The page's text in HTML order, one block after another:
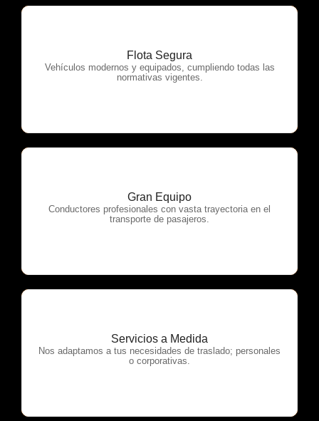
Flota Segura
Vehículos modernos y equipados, cumpliendo todas las
normativas vigentes.
OTP Servicios
Gran Equipo
Conductores profesionales con vasta trayectoria en el
transporte de pasajeros.
OTP Servicios
Servicios a Medida
Nos adaptamos a tus necesidades de traslado; personales
o corporativas.
OTP Servicios